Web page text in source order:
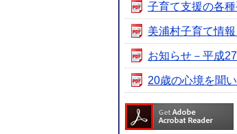
子育て支援の各
美浦村子育て情
お知らせ－平成
20歳の心境を聞